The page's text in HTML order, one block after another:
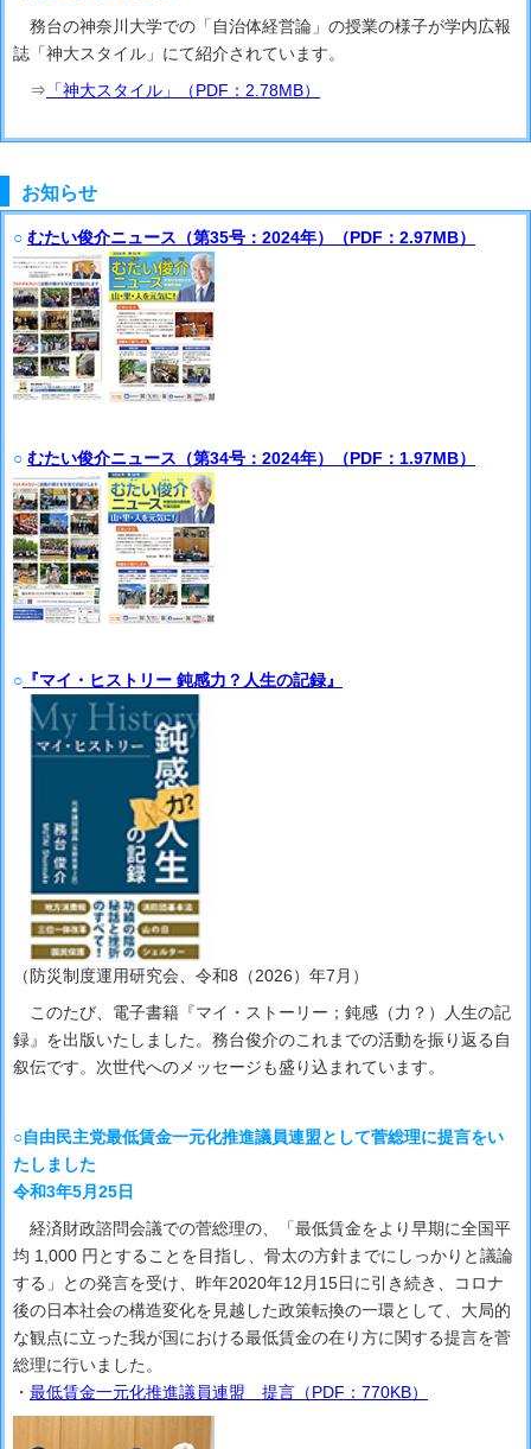
務台の神奈川大学での「自治体経営論」の授業の様子が学内広報
誌「神大スタイル」にて紹介されています。
⇒ 「神大スタイル」（PDF：2.78MB）
お知らせ
○ むたい俊介ニュース（第35号：2024年）（PDF：2.97MB）
○ むたい俊介ニュース（第34号：2024年）（PDF：1.97MB）
○ 『マイ・ヒストリー 鈍感力？人生の記録』
（防災制度運用研究会、令和8（2026）年7月）
このたび、電子書籍『マイ・ストーリー；鈍感（力？）人生の記
録』を出版いたしました。務台俊介のこれまでの活動を振り返る自
叙伝です。次世代へのメッセージも盛り込まれています。
○自由民主党最低賃金一元化推進議員連盟として菅総理に提言をい
たしました
令和3年5月25日
経済財政諮問会議での菅総理の、「最低賃金をより早期に全国平
均 1,000 円とすることを目指し、骨太の方針までにしっかりと議論
する」との発言を受け、昨年2020年12月15日に引き続き、コロナ
後の日本社会の構造変化を見越した政策転換の一環として、大局的
な観点に立った我が国における最低賃金の在り方に関する提言を菅
総理に行いました。
・ 最低賃金一元化推進議員連盟 提言（PDF：770KB）